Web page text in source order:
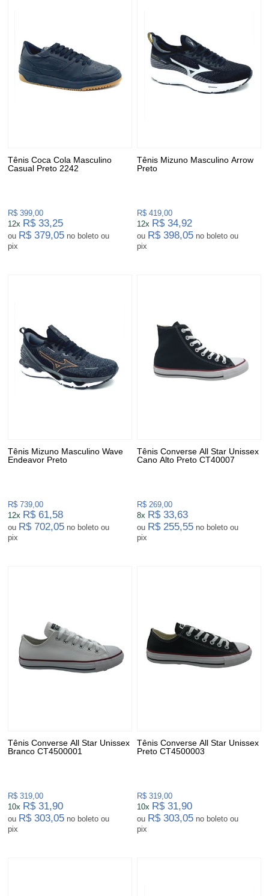
Tênis Coca Cola Masculino
Casual Preto 2242
R$ 399,00
12x R$ 33,25
ou R$ 379,05 no boleto ou
pix
Tênis Mizuno Masculino Arrow
Preto
R$ 419,00
12x R$ 34,92
ou R$ 398,05 no boleto ou
pix
Tênis Mizuno Masculino Wave
Endeavor Preto
R$ 739,00
12x R$ 61,58
ou R$ 702,05 no boleto ou
pix
Tênis Converse All Star Unissex
Cano Alto Preto CT40007
R$ 269,00
8x R$ 33,63
ou R$ 255,55 no boleto ou
pix
Tênis Converse All Star Unissex
Branco CT4500001
R$ 319,00
10x R$ 31,90
ou R$ 303,05 no boleto ou
pix
Tênis Converse All Star Unissex
Preto CT4500003
R$ 319,00
10x R$ 31,90
ou R$ 303,05 no boleto ou
pix